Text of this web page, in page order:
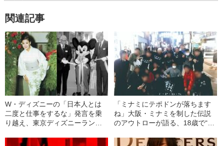
関連記事
W・ディズニーの「日本人とは
二度と仕事をするな」発言を乗
り越え、東京ディズニーランド
はわずか13坪の銀座の高級クラ
「ミナミにテポドンが落ちます
ね」大阪・ミナミを制した伝説
のアウトローが語る、18歳で“ヤ
の鉄則”